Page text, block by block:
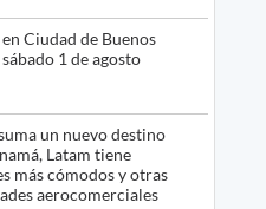
Ciudad de Buenos
1 de agosto
un nuevo destino
Latam tiene
más cómodos y otras
aerocomerciales